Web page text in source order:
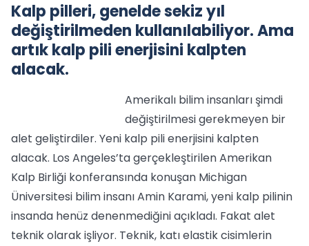
Kalp pilleri, genelde sekiz yıl
değiştirilmeden kullanılabiliyor. Ama
artık kalp pili enerjisini kalpten
alacak.
Amerikalı bilim insanları şimdi
değiştirilmesi gerekmeyen bir
alet geliştirdiler. Yeni kalp pili enerjisini kalpten
alacak. Los Angeles’ta gerçekleştirilen Amerikan
Kalp Birliği konferansında konuşan Michigan
Üniversitesi bilim insanı Amin Karami, yeni kalp pilinin
insanda henüz denenmediğini açıkladı. Fakat alet
teknik olarak işliyor. Teknik, katı elastik cisimlerin